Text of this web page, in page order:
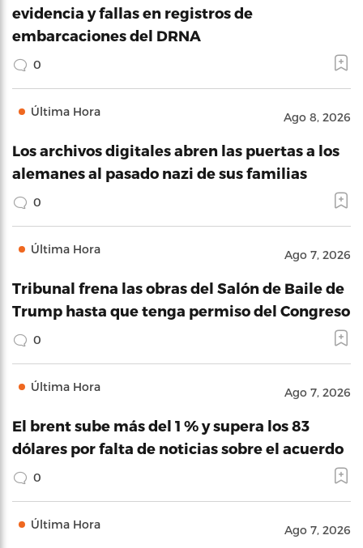
evidencia y fallas en registros de
embarcaciones del DRNA
0
Última Hora Ago 8, 2026
Los archivos digitales abren las puertas a los
alemanes al pasado nazi de sus familias
0
Última Hora Ago 7, 2026
Tribunal frena las obras del Salón de Baile de
Trump hasta que tenga permiso del Congreso
0
Última Hora Ago 7, 2026
El brent sube más del 1 % y supera los 83
dólares por falta de noticias sobre el acuerdo
0
Última Hora Ago 7, 2026